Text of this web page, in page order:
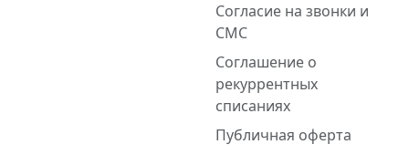
Согласие на звонки и
СМС
Соглашение о
рекуррентных
списаниях
Публичная оферта